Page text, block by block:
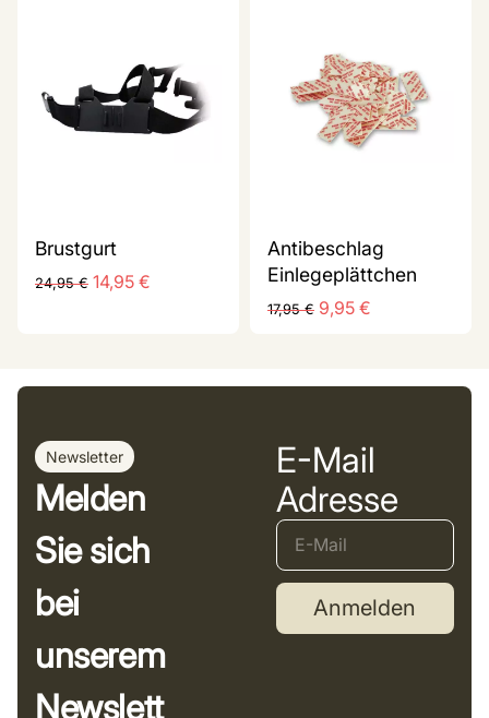
Brustgurt
24,95€ 14,95 €
Antibeschlag
Einlegeplättchen
17,95€ 9,95 €
Newsletter
Melden
Sie sich
bei
unserem
Newslett
E-Mail
Adresse
Anmelden